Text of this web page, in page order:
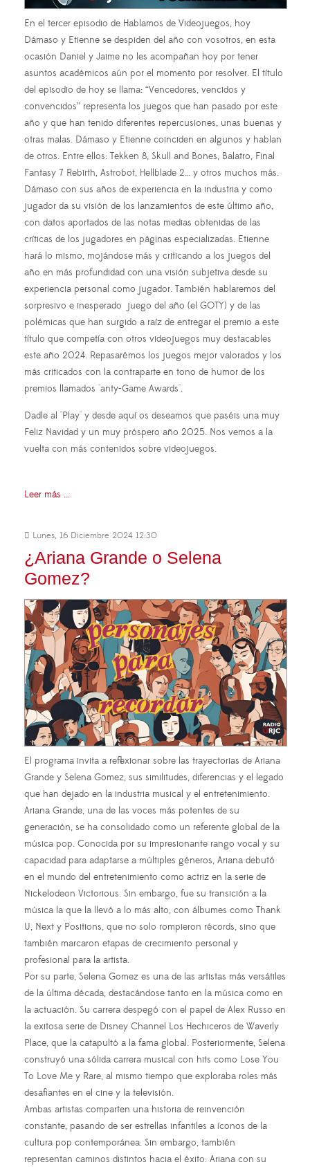
En el tercer episodio de Hablamos de Videojuegos, hoy
Dámaso y Etienne se despiden del año con vosotros, en esta
ocasión Daniel y Jaime no les acompañan hoy por tener
asuntos académicos aún por el momento por resolver. El título
del episodio de hoy se llama: “Vencedores, vencidos y
convencidos” representa los juegos que han pasado por este
año y que han tenido diferentes repercusiones, unas buenas y
otras malas. Dámaso y Etienne coinciden en algunos y hablan
de otros. Entre ellos: Tekken 8, Skull and Bones, Balatro, Final
Fantasy 7 Rebirth, Astrobot, Hellblade 2… y otros muchos más.
Dámaso con sus años de experiencia en la industria y como
jugador da su visión de los lanzamientos de este último año,
con datos aportados de las notas medias obtenidas de las
críticas de los jugadores en páginas especializadas. Etienne
hará lo mismo, mojándose más y criticando a los juegos del
año en más profundidad con una visión subjetiva desde su
experiencia personal como jugador. También hablaremos del
sorpresivo e inesperado juego del año (el GOTY) y de las
polémicas que han surgido a raíz de entregar el premio a este
título que competía con otros videojuegos muy destacables
este año 2024. Repasarémos los juegos mejor valorados y los
más criticados con la contraparte en tono de humor de los
premios llamados "anty-Game Awards".
Dadle al "Play" y desde aquí os deseamos que paséis una muy
Feliz Navidad y un muy próspero año 2025. Nos vemos a la
vuelta con más contenidos sobre videojuegos.
Leer más ...
Lunes, 16 Diciembre 2024 12:30
¿Ariana Grande o Selena
Gomez?
El programa invita a reflexionar sobre las trayectorias de Ariana
Grande y Selena Gomez, sus similitudes, diferencias y el legado
que han dejado en la industria musical y el entretenimiento.
Ariana Grande, una de las voces más potentes de su
generación, se ha consolidado como un referente global de la
música pop. Conocida por su impresionante rango vocal y su
capacidad para adaptarse a múltiples géneros, Ariana debutó
en el mundo del entretenimiento como actriz en la serie de
Nickelodeon Victorious. Sin embargo, fue su transición a la
música la que la llevó a lo más alto, con álbumes como Thank
U, Next y Positions, que no solo rompieron récords, sino que
también marcaron etapas de crecimiento personal y
profesional para la artista.
Por su parte, Selena Gomez es una de las artistas más versátiles
de la última década, destacándose tanto en la música como en
la actuación. Su carrera despegó con el papel de Alex Russo en
la exitosa serie de Disney Channel Los Hechiceros de Waverly
Place, que la catapultó a la fama global. Posteriormente, Selena
construyó una sólida carrera musical con hits como Lose You
To Love Me y Rare, al mismo tiempo que exploraba roles más
desafiantes en el cine y la televisión.
Ambas artistas comparten una historia de reinvención
constante, pasando de ser estrellas infantiles a íconos de la
cultura pop contemporánea. Sin embargo, también
representan caminos distintos hacia el éxito: Ariana con su